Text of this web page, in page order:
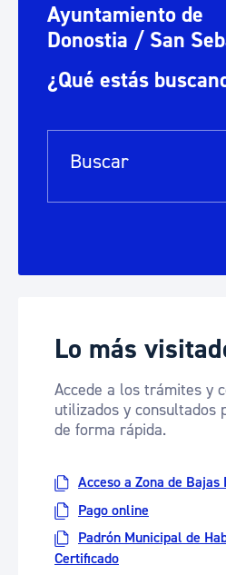
Ayuntamiento de
Donostia / San
¿Qué estás
Barra de búsqueda
Lo más
Accede a los trámites y
utilizados y consultados
de forma rápida.
Acceso a Zona de Bajas
Pago online
Padrón Municipal de
Certificado